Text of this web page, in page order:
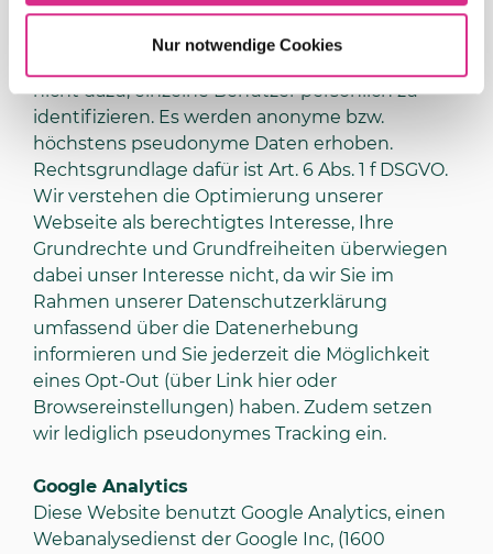
Nur notwendige Cookies
Dies hilft uns, unsere Angebote
nutzerfreundlich auszugestalten und zu
nicht dazu, einzelne Benutzer persönlich zu
identifizieren. Es werden anonyme bzw.
höchstens pseudonyme Daten erhoben.
Rechtsgrundlage dafür ist Art. 6 Abs. 1 f DSGVO.
Wir verstehen die Optimierung unserer
Webseite als berechtigtes Interesse, Ihre
Grundrechte und Grundfreiheiten überwiegen
dabei unser Interesse nicht, da wir Sie im
Rahmen unserer Datenschutzerklärung
umfassend über die Datenerhebung
informieren und Sie jederzeit die Möglichkeit
eines Opt-Out (über Link hier oder
Browsereinstellungen) haben. Zudem setzen
wir lediglich pseudonymes Tracking ein.
Google Analytics
Diese Website benutzt Google Analytics, einen
Webanalysedienst der Google Inc, (1600